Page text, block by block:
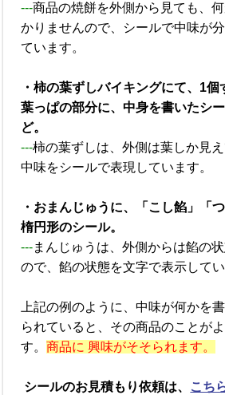
---商品の焼餅を外側から見ても、
かりませんので、シールで中味が
ています。
・柿の葉ずしバイキングにて、1
葉っぱの部分に、中身を書いたシ
ど。
---柿の葉ずしは、外側は葉しか見え
中味をシールで表現しています。
・おまんじゅうに、「こし餡」「
楕円形のシール。
---まんじゅうは、外側からは餡の
ので、餡の状態を文字で表示してい
上記の例のように、中味が何かを
られていると、その商品のことが
す。商品に 興味がそそられます。
シールのお見積もり依頼は、 こち